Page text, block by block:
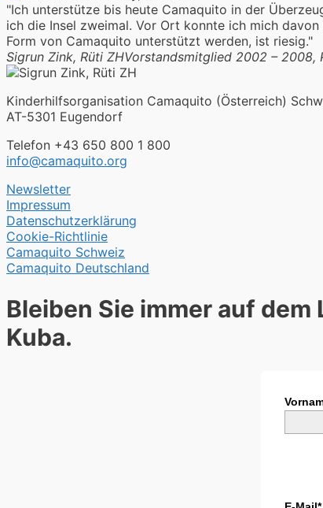
"Ich unterstütze bis heute Camaquito in der
ich die Insel zweimal. Vor Ort konnte ich mich
Form von Camaquito unterstützt werden, ist riesig."
Sigrun Zink, Rüti ZHVorstandsmitglied 2002 – 2008,
Kinderhilfsorganisation Camaquito (Österreich)
AT-5301 Eugendorf
Telefon +43 650 800 1 800
info@camaquito.org
Newsletter
Impressum
Datenschutzerklärung
Cookie-Richtlinie
Camaquito Schweiz
Camaquito Deutschland
Bleiben Sie immer auf
Kuba.